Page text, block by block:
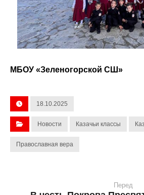
МБОУ «Зеленогорской СШ»
18.10.2025
Новости Казачьи классы
Православная вера
Перед